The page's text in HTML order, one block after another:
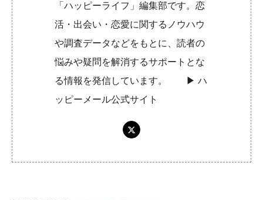
「ハッピーライフ」編集部です。恋
活・出会い・恋愛に関するノウハウ
や調査データなどをもとに、読者の
悩みや疑問を解消するサポートとな
る情報を発信しています。 ▶︎ハ
ッピーメール公式サイト